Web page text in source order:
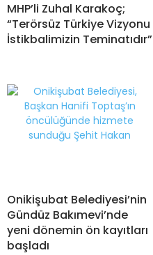
MHP’li Zuhal Karakoç;
“Terörsüz Türkiye Vizyonu
İstikbalimizin Teminatıdır”
Onikişubat Belediyesi’nin
Gündüz Bakımevi’nde
yeni dönemin ön kayıtları
başladı